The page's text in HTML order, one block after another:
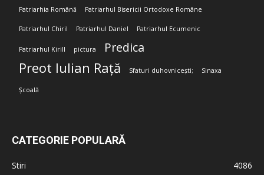
Patriarhia Română Patriarhul Bisericii Ortodoxe Române
Patriarhul Chiril Patriarhul Daniel Patriarhul Ecumenic
Patriarhul Kirill pictura Predica
Preot Iulian Rață Sfaturi duhovnicești; Sinaxa
Școală
CATEGORIE POPULARĂ
Stiri
4086